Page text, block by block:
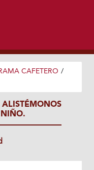
CAFETERO /
NIÑO.